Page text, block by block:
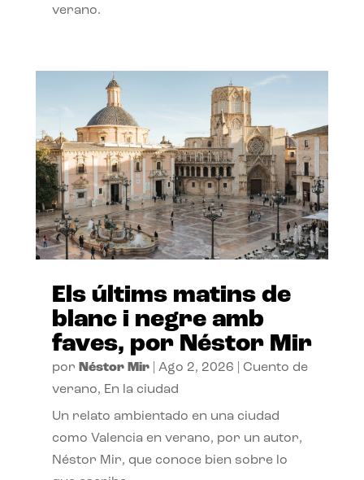
verano.
Els últims matins de
blanc i negre amb
faves, por Néstor Mir
por Néstor Mir| Ago 2, 2026
Cuento de
verano, En la ciudad
Un relato ambientado en una ciudad
como Valencia en verano, por un autor,
Néstor Mir, que conoce bien sobre lo